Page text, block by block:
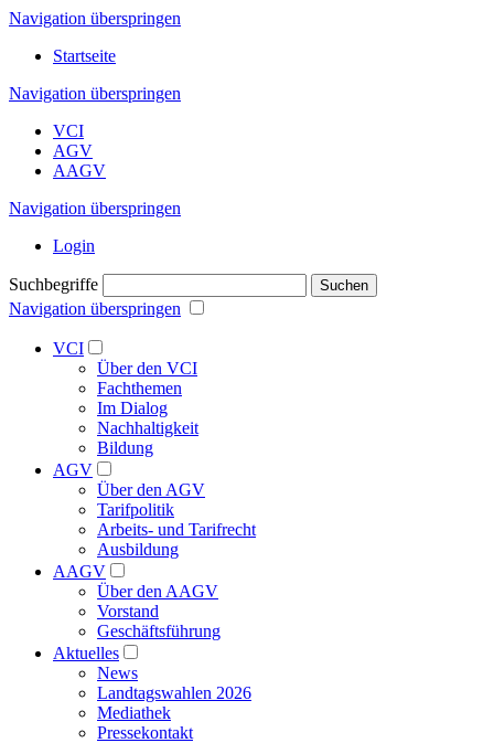
Navigation überspringen
Startseite
Navigation überspringen
VCI
AGV
AAGV
Navigation überspringen
Login
Suchbegriffe Suchen
Navigation überspringen
VCI
Über den VCI
Fachthemen
Im Dialog
Nachhaltigkeit
Bildung
AGV
Über den AGV
Tarifpolitik
Arbeits- und Tarifrecht
Ausbildung
AAGV
Über den AAGV
Vorstand
Geschäftsführung
Aktuelles
News
Landtagswahlen 2026
Mediathek
Pressekontakt